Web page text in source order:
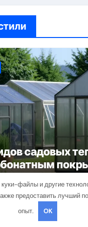
садовых
куки-файлы и другие
предоставить лучший
опыт.
OK